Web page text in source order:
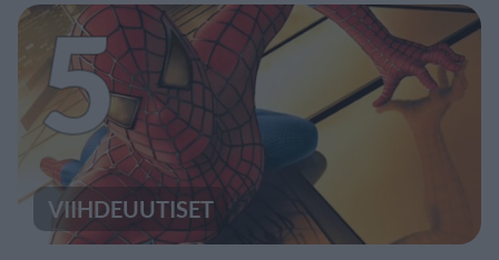
5
VIIHDEUUTISET